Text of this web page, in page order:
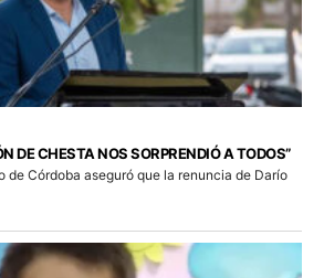
DE CHESTA NOS SORPRENDIÓ A TODOS”
de Córdoba aseguró que la renuncia de Darío